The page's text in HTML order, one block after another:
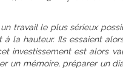
travail le plus sérieux
la hauteur. Ils essaient
investissement est alors
un mémoire, préparer un